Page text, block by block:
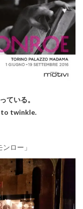
ている。
to twinkle.
ロー」